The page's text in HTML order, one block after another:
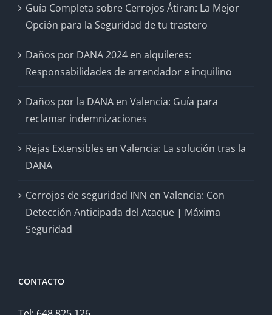
Guía Completa sobre Cerrojos Átiran: La Mejor
Opción para la Seguridad de tu trastero
Daños por DANA 2024 en alquileres:
Responsabilidades de arrendador e inquilino
Daños por la DANA en Valencia: Guía para
reclamar indemnizaciones
Rejas Extensibles en Valencia: La solución tras la
DANA
Cerrojos de seguridad INN en Valencia: Con
Detección Anticipada del Ataque | Máxima
Seguridad
CONTACTO